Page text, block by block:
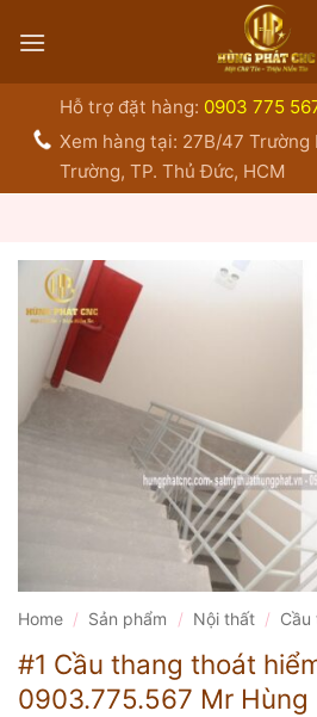
qua
Hỗ trợ đặt hàng: 0903 775
Xem hàng tại: 27B/47 Trường
Trường, TP. Thủ Đức, HCM
Home / Sản phẩm / Nội thất / Cầu
#1 Cầu thang thoát
0903.775.567 Mr Hùng